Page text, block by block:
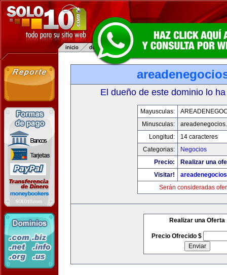
El dueño de este dominio lo
Mayusculas:
Minusculas:
Longitud:
14 caracteres
Categorias:
Negocios
Precio:
Realizar una
Visitar!
Serán consideradas
Realizar una Oferta
Precio Ofrecido $